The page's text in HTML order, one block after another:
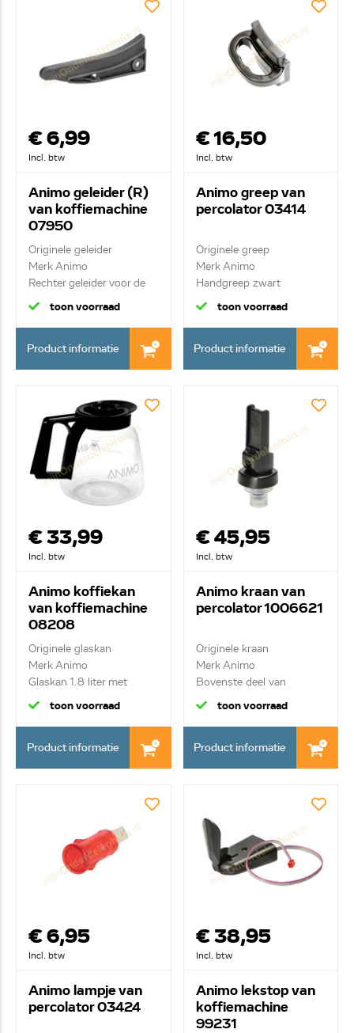
€ 6,99
Incl. btw
Animo geleider (R)
van koffiemachine
07950
Originele geleider
Merk Animo
Rechter geleider voor de
fil...
toon voorraad
Product informatie
€ 16,50
Incl. btw
Animo greep van
percolator 03414
Originele greep
Merk Animo
Handgreep zwart
toon voorraad
Product informatie
€ 33,99
Incl. btw
Animo koffiekan
van koffiemachine
08208
Originele glaskan
Merk Animo
Glaskan 1.8 liter met
deksel ...
toon voorraad
Product informatie
€ 45,95
Incl. btw
Animo kraan van
percolator 1006621
Originele kraan
Merk Animo
Bovenste deel van
tapkraan
toon voorraad
Product informatie
€ 6,95
Incl. btw
Animo lampje van
percolator 03424
€ 38,95
Incl. btw
Animo lekstop van
koffiemachine
99231